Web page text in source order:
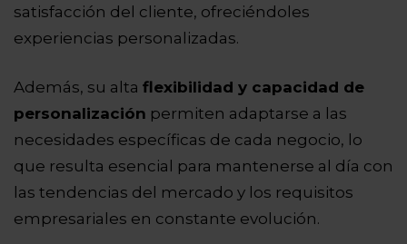
satisfacción del cliente, ofreciéndoles
experiencias personalizadas.
Además, su alta flexibilidad y capacidad de
personalización permiten adaptarse a las
necesidades específicas de cada negocio, lo
que resulta esencial para mantenerse al día con
las tendencias del mercado y los requisitos
empresariales en constante evolución.